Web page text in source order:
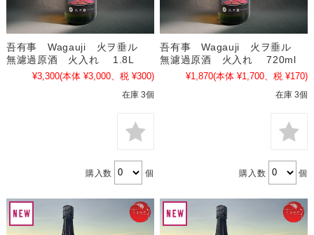
吾有事 Wagauji 火ヲ垂ル
無濾過原酒 火入れ 1.8L
¥3,300(本体 ¥3,000、税 ¥300)
在庫 3個
購入数 個
吾有事 Wagauji 火ヲ垂ル
無濾過原酒 火入れ 720ml
¥1,870(本体 ¥1,700、税 ¥170)
在庫 3個
購入数 個